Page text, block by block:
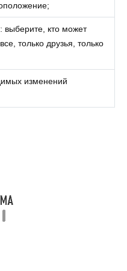
выберите, кто может
только друзья, только
изменений